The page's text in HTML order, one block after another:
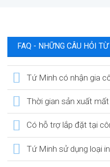
FAQ - NHỮNG CÂU HỎI
Tứ Minh có nhận gia
Thời gian sản xuất mất
Có hỗ trợ lắp đặt tại
Tứ Minh sử dụng loại